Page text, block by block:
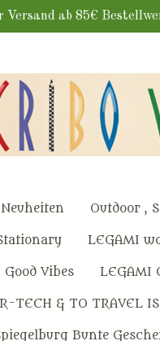
Versand ab 85€
Neuheiten Outdoor ,
LEGAMI
Good Vibes LEGAMI
TECH & TO TRAVEL
Bunte